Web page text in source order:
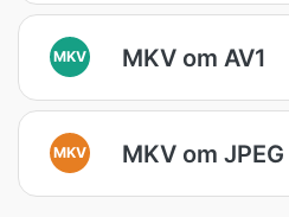
MKV MKV om AV1
MKV MKV om JPEG